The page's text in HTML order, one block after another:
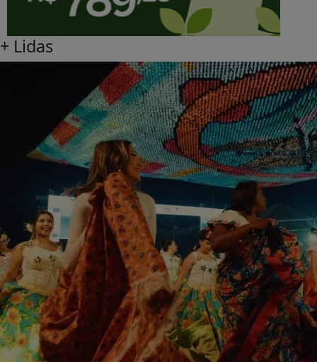
Festival do Folclore de Olímpia terá
transmissão ao vivo pela internet
todas as...
Ultrapassando os limites do Recinto do
Folclore e alcançando o mundo todo, o